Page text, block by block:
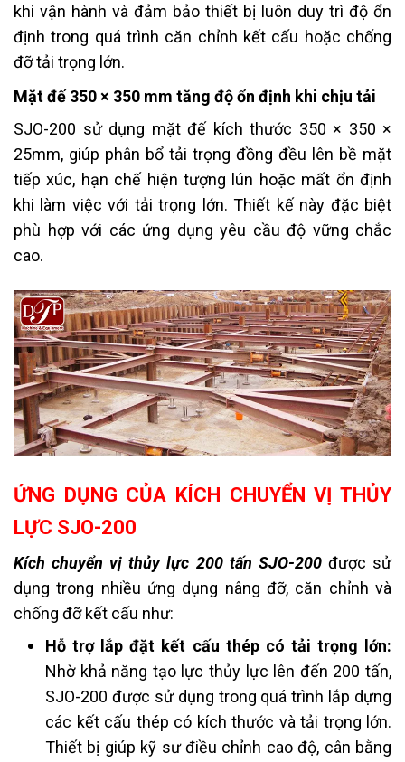
khi vận hành và đảm bảo thiết bị luôn duy trì độ ổn
định trong quá trình căn chỉnh kết cấu hoặc chống
đỡ tải trọng lớn.
Mặt đế 350 × 350 mm tăng độ ổn định khi chịu tải
SJO-200 sử dụng mặt đế kích thước 350 × 350 ×
25mm, giúp phân bổ tải trọng đồng đều lên bề mặt
tiếp xúc, hạn chế hiện tượng lún hoặc mất ổn định
khi làm việc với tải trọng lớn. Thiết kế này đặc biệt
phù hợp với các ứng dụng yêu cầu độ vững chắc
cao.
ỨNG DỤNG CỦA KÍCH CHUYỂN VỊ THỦY
LỰC SJO-200
Kích chuyển vị thủy lực 200 tấn SJO-200được sử
dụng trong nhiều ứng dụng nâng đỡ, căn chỉnh và
chống đỡ kết cấu như:
Hỗ trợ lắp đặt kết cấu thép có tải trọng lớn:
Nhờ khả năng tạo lực thủy lực lên đến 200 tấn,
SJO-200 được sử dụng trong quá trình lắp dựng
các kết cấu thép có kích thước và tải trọng lớn.
Thiết bị giúp kỹ sư điều chỉnh cao độ, cân bằng